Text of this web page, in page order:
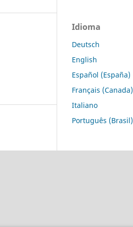
Idioma
Deutsch
English
Español (España)
Français (Canada)
Italiano
Português (Brasil)